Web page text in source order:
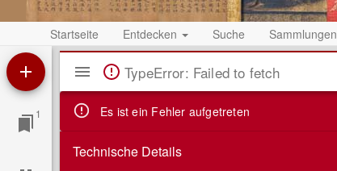
Startseite Entdecken Suche Sammlungen
1
Mirador
ViewerTypeError: Failed to fetch
Es ist ein Fehler aufgetreten
Technische Details